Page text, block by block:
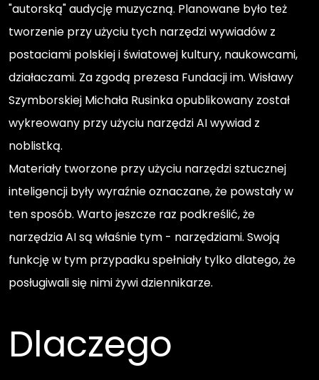
"autorską" audycję muzyczną. Planowane było też
tworzenie przy użyciu tych narzędzi wywiadów z
postaciami polskiej i światowej kultury, naukowcami,
działaczami. Za zgodą prezesa Fundacji im. Wisławy
Szymborskiej Michała Rusinka opublikowany został
wykreowany przy użyciu narzędzi AI wywiad z
noblistką.
Materiały tworzone przy użyciu narzędzi sztucznej
inteligencji były wyraźnie oznaczane, że powstały w
ten sposób. Warto jeszcze raz podkreślić, że
narzędzia AI są właśnie tym - narzędziami. Swoją
funkcję w tym przypadku spełniały tylko dlatego, że
posługiwali się nimi żywi dziennikarze.
Dlaczego